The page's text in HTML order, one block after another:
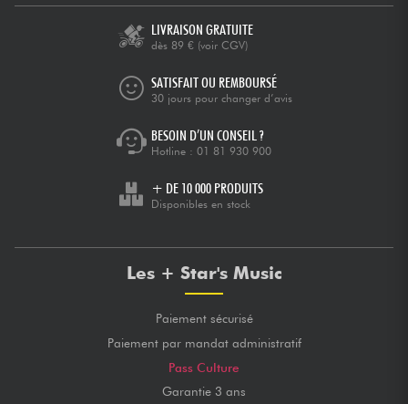
LIVRAISON GRATUITE
dès 89 € (voir CGV)
SATISFAIT OU REMBOURSÉ
30 jours pour changer d’avis
BESOIN D’UN CONSEIL ?
Hotline : 01 81 930 900
+ DE 10 000 PRODUITS
Disponibles en stock
Les + Star's Music
Paiement sécurisé
Paiement par mandat administratif
Pass Culture
Garantie 3 ans